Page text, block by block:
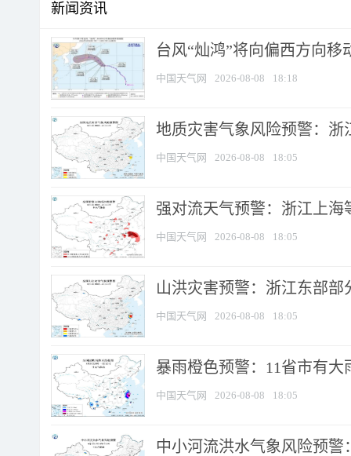
新闻资讯
台风“灿鸿”将向偏西方向移
中国天气网 2026-08-08 18:18
地质灾害气象风险预警：
中国天气网 2026-08-08 18:05
强对流天气预警：浙江上海
中国天气网 2026-08-08 18:05
山洪灾害预警：浙江东部
中国天气网 2026-08-08 18:05
暴雨橙色预警：11省市有
中国天气网 2026-08-08 18:05
中小河流洪水气象风险预